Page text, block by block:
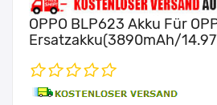
OPPO BLP623 Akku Für
Ersatzakku(3890mAh/